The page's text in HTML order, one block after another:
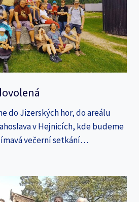
do Jizerských hor, do areálu
v Hejnicích, kde budeme
večerní setkání…